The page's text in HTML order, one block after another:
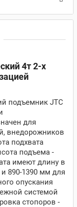
4т 2-х
подъемник JTC
для
внедорожников
подхвата
подъема -
имеют длину в
890-1390 мм для
опускания
системой
стопоров -